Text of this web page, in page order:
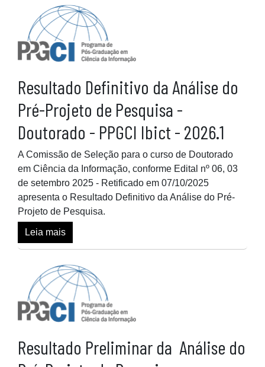
Resultado Definitivo da Análise do
Pré-Projeto de Pesquisa -
Doutorado - PPGCI Ibict - 2026.1
A Comissão de Seleção para o curso de Doutorado
em Ciência da Informação, conforme Edital nº 06, 03
de setembro 2025 - Retificado em 07/10/2025
apresenta o Resultado Definitivo da Análise do Pré-
Projeto de Pesquisa.
Leia mais
Resultado Preliminar da Análise do